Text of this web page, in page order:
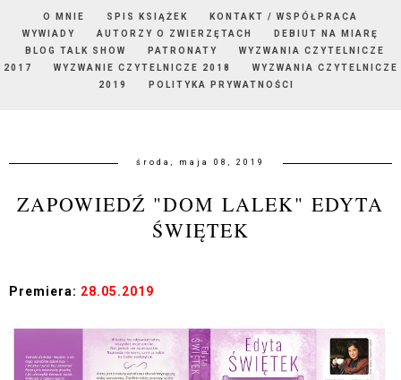
O MNIE SPIS KSIĄŻEK
KONTAKT / WSPÓŁPRACA
WYWIADY
AUTORZY O ZWIERZĘTACH
DEBIUT NA MIARĘ
BLOG TALK SHOW
PATRONATY
WYZWANIA CZYTELNICZE
2017
WYZWANIE CZYTELNICZE 2018
WYZWANIA CZYTELNICZE
2019
POLITYKA PRYWATNOŚCI
środa, maja 08, 2019
ZAPOWIEDŹ "DOM LALEK" EDYTA
ŚWIĘTEK
Premiera: 28.05.2019